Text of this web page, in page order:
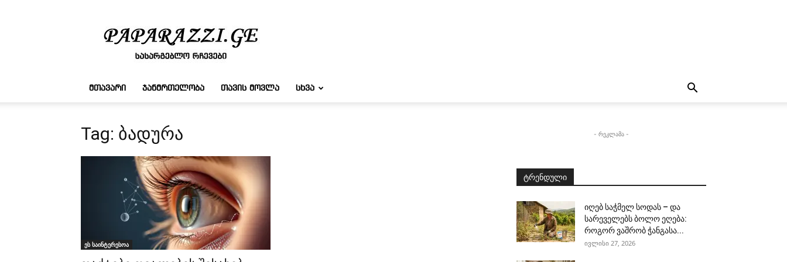
რჩევები
ᲛᲗᲐᲕᲐᲠᲘ ᲯᲐᲜᲛᲠᲗᲔᲚᲝᲑᲐ ᲗᲐᲕᲘᲡ ᲛᲝᲕᲚᲐ ᲡᲮᲕᲐ
Tag: ბადურა
ეს საინტერესოა
- რეკლამა -
ტრენდული
იღებ საჭმელ სოდას – და
სარეველებს ბოლო ეღება:
როგორ ვაშრობ ჭანგასა...
ივლისი 27, 2026